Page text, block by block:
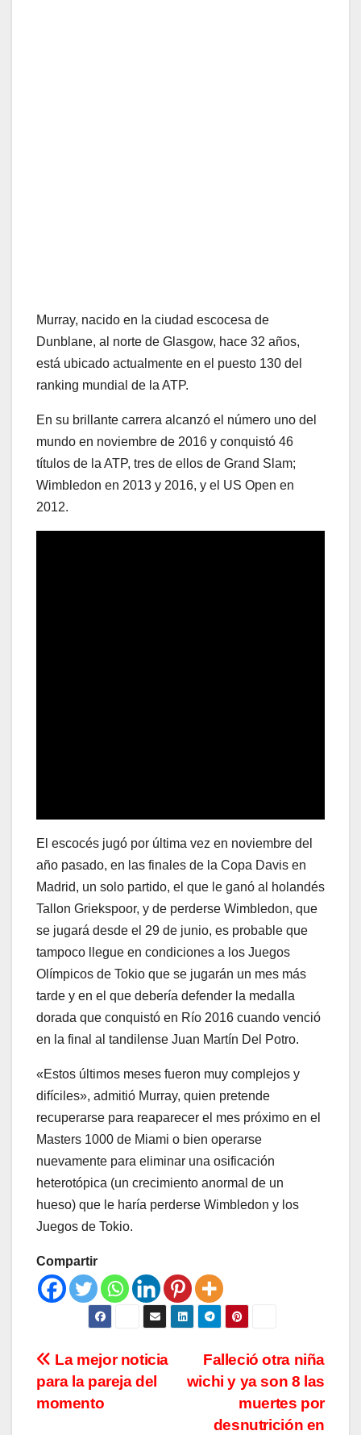
Murray, nacido en la ciudad escocesa de
Dunblane, al norte de Glasgow, hace 32 años,
está ubicado actualmente en el puesto 130 del
ranking mundial de la ATP.
En su brillante carrera alcanzó el número uno del
mundo en noviembre de 2016 y conquistó 46
títulos de la ATP, tres de ellos de Grand Slam;
Wimbledon en 2013 y 2016, y el US Open en
2012.
El escocés jugó por última vez en noviembre del
año pasado, en las finales de la Copa Davis en
Madrid, un solo partido, el que le ganó al holandés
Tallon Griekspoor, y de perderse Wimbledon, que
se jugará desde el 29 de junio, es probable que
tampoco llegue en condiciones a los Juegos
Olímpicos de Tokio que se jugarán un mes más
tarde y en el que debería defender la medalla
dorada que conquistó en Río 2016 cuando venció
en la final al tandilense Juan Martín Del Potro.
«Estos últimos meses fueron muy complejos y
difíciles», admitió Murray, quien pretende
recuperarse para reaparecer el mes próximo en el
Masters 1000 de Miami o bien operarse
nuevamente para eliminar una osificación
heterotópica (un crecimiento anormal de un
hueso) que le haría perderse Wimbledon y los
Juegos de Tokio.
Compartir
Navegación
de
Falleció otra niña
wichi y ya son 8 las
muertes por
desnutrición en
La mejor noticia
para la pareja del
momento